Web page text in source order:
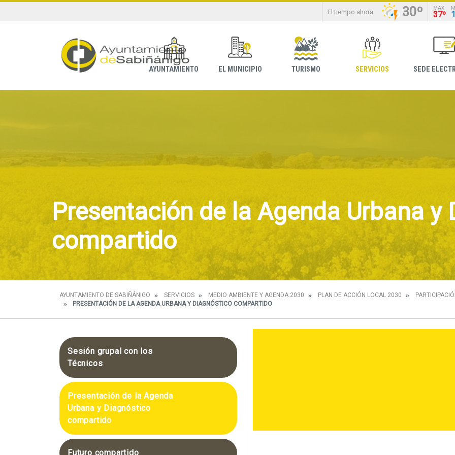
El tiempo ahora 30º MAX
37º
AYUNTAMIENTO EL MUNICIPIO TURISMO SERVICIOS SEDE
Presentación de la Agenda Urbana y
compartido
AYUNTAMIENTO DE SABIÑÁNIGO SERVICIOS MEDIO AMBIENTE Y AGENDA 2030 PLAN DE ACCIÓN LOCAL 2030
PRESENTACIÓN DE LA AGENDA URBANA Y DIAGNÓSTICO COMPARTIDO
Sesión grupal con los
Técnicos
Presentación de la Agenda
Urbana y Diagnóstico
compartido
Futuro compartido